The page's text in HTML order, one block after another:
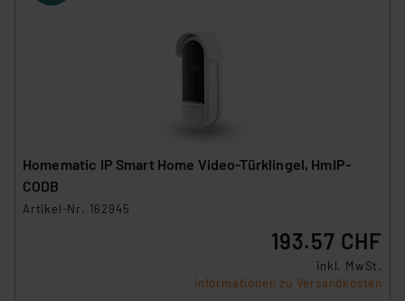
Homematic IP Smart Home Video-Türklingel, HmIP-
CODB
Artikel-Nr. 162945
193.57 CHF
inkl. MwSt.
Informationen zu Versandkosten